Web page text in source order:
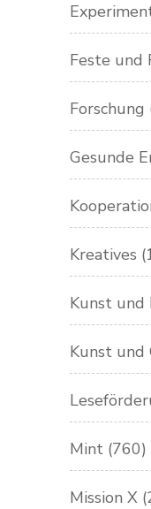
Feste und
Forschung
Gesunde
Kreatives
Kunst und
Kunst und
Mint (760)
Mission X